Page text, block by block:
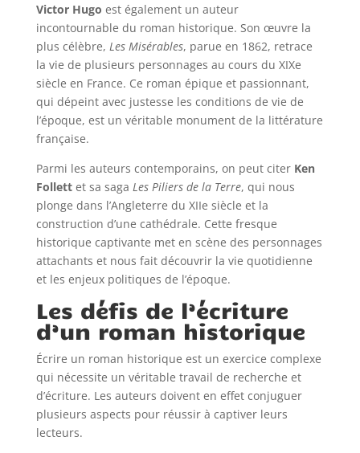
Victor Hugo est également un auteur
incontournable du roman historique. Son œuvre la
plus célèbre, Les Misérables, parue en 1862, retrace
la vie de plusieurs personnages au cours du XIXe
siècle en France. Ce roman épique et passionnant,
qui dépeint avec justesse les conditions de vie de
l’époque, est un véritable monument de la littérature
française.
Parmi les auteurs contemporains, on peut citer Ken
Follettet sa saga Les Piliers de la Terre, qui nous
plonge dans l’Angleterre du XIIe siècle et la
construction d’une cathédrale. Cette fresque
historique captivante met en scène des personnages
attachants et nous fait découvrir la vie quotidienne
et les enjeux politiques de l’époque.
Les défis de l’écriture
d’un roman historique
Écrire un roman historique est un exercice complexe
qui nécessite un véritable travail de recherche et
d’écriture. Les auteurs doivent en effet conjuguer
plusieurs aspects pour réussir à captiver leurs
lecteurs.